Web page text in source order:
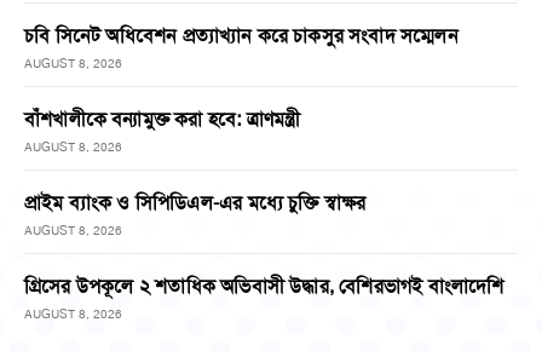
চবি সিনেট অধিবেশন প্রত্যাখ্যান করে চাকসুর সংবাদ সম্মেলন
AUGUST 8, 2026
বাঁশখালীকে বন্যামুক্ত করা হবে: ত্রাণমন্ত্রী
AUGUST 8, 2026
প্রাইম ব্যাংক ও সিপিডিএল-এর মধ্যে চুক্তি স্বাক্ষর
AUGUST 8, 2026
গ্রিসের উপকূলে ২ শতাধিক অভিবাসী উদ্ধার, বেশিরভাগই বাংলাদেশি
AUGUST 8, 2026